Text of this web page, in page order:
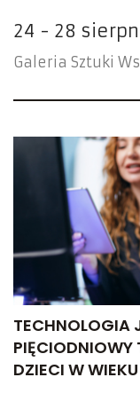
24 - 28
Galeria Sztuki
TECHNOLOGIA
PIĘCIODNIOWY
DZIECI W